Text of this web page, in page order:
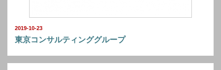
2019-10-23
東京コンサルティンググループ